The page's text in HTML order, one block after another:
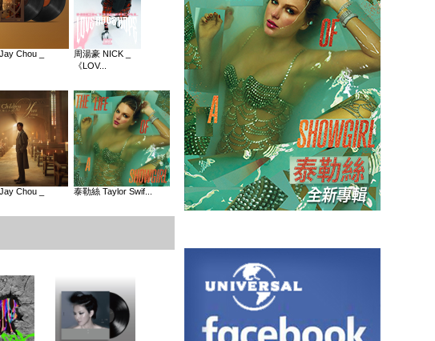
Chou _
周湯豪 NICK _
《LOV...
Chou _
泰勒絲 Taylor Swif...